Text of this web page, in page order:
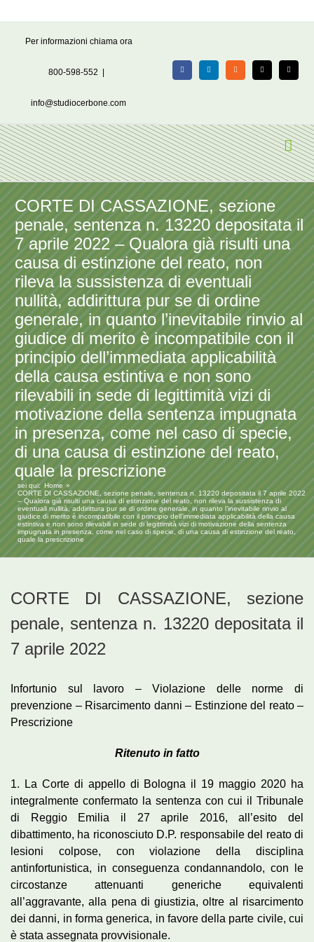
Per informazioni chiama ora
800-598-552
info@studiocerbone.com
FacebookLinkedIn Rss X Email
CORTE DI CASSAZIONE, sezione
penale, sentenza n. 13220 depositata il
7 aprile 2022 – Qualora già risulti una
causa di estinzione del reato, non
rileva la sussistenza di eventuali
nullità, addirittura pur se di ordine
generale, in quanto l’inevitabile rinvio al
giudice di merito è incompatibile con il
principio dell’immediata applicabilità
della causa estintiva e non sono
rilevabili in sede di legittimità vizi di
motivazione della sentenza impugnata
in presenza, come nel caso di specie,
di una causa di estinzione del reato,
quale la prescrizione
sei qui: Home
CORTE DI CASSAZIONE, sezione penale, sentenza n. 13220 depositata il 7 aprile 2022
– Qualora già risulti una causa di estinzione del reato, non rileva la sussistenza di
eventuali nullità, addirittura pur se di ordine generale, in quanto l’inevitabile rinvio al
giudice di merito è incompatibile con il principio dell’immediata applicabilità della causa
estintiva e non sono rilevabili in sede di legittimità vizi di motivazione della sentenza
impugnata in presenza, come nel caso di specie, di una causa di estinzione del reato,
quale la prescrizione
CORTE DI CASSAZIONE, sezione
penale, sentenza n. 13220 depositata il
7 aprile 2022
Infortunio sul lavoro – Violazione delle norme di
prevenzione – Risarcimento danni – Estinzione del reato –
Prescrizione
Ritenuto in fatto
1. La Corte di appello di Bologna il 19 maggio 2020 ha
integralmente confermato la sentenza con cui il Tribunale
di Reggio Emilia il 27 aprile 2016, all’esito del
dibattimento, ha riconosciuto D.P. responsabile del reato di
lesioni colpose, con violazione della disciplina
antinfortunistica, in conseguenza condannandolo, con le
circostanze attenuanti generiche equivalenti
all’aggravante, alla pena di giustizia, oltre al risarcimento
dei danni, in forma generica, in favore della parte civile, cui
è stata assegnata provvisionale.